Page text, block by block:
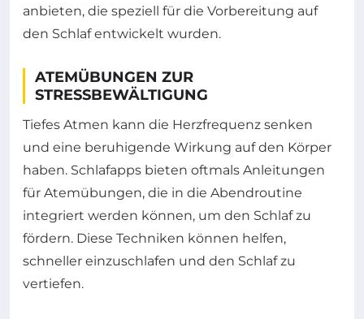
anbieten, die speziell für die Vorbereitung auf
den Schlaf entwickelt wurden.
ATEMÜBUNGEN ZUR
STRESSBEWÄLTIGUNG
Tiefes Atmen kann die Herzfrequenz senken
und eine beruhigende Wirkung auf den Körper
haben. Schlafapps bieten oftmals Anleitungen
für Atemübungen, die in die Abendroutine
integriert werden können, um den Schlaf zu
fördern. Diese Techniken können helfen,
schneller einzuschlafen und den Schlaf zu
vertiefen.